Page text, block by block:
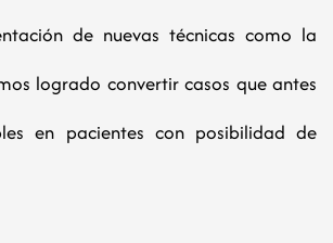
de nuevas técnicas como la
logrado convertir casos que antes
en pacientes con posibilidad de